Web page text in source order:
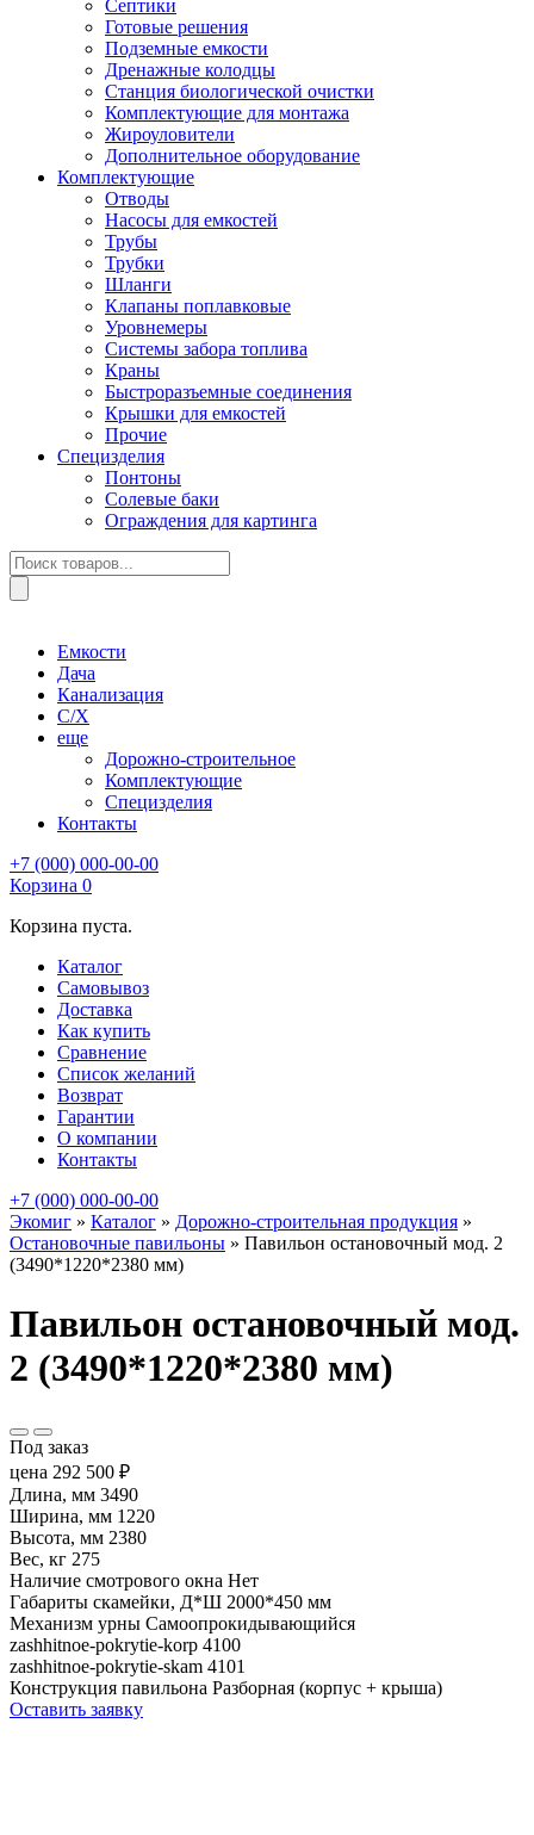
Септики
Готовые решения
Подземные емкости
Дренажные колодцы
Станция биологической очистки
Комплектующие для монтажа
Жироуловители
Дополнительное оборудование
Комплектующие
Отводы
Насосы для емкостей
Трубы
Трубки
Шланги
Клапаны поплавковые
Уровнемеры
Системы забора топлива
Краны
Быстроразъемные соединения
Крышки для емкостей
Прочие
Специзделия
Понтоны
Солевые баки
Ограждения для картинга
Поиск
товаров
Емкости
Дача
Канализация
С/Х
еще
Дорожно-строительное
Комплектующие
Специзделия
Контакты
+7 (000) 000-00-00
Корзина 0
Корзина пуста.
Каталог
Самовывоз
Доставка
Как купить
Сравнение
Список желаний
Возврат
Гарантии
О компании
Контакты
+7 (000) 000-00-00
Экомиг » Каталог » Дорожно-строительная продукция »
Остановочные павильоны » Павильон остановочный мод. 2
(3490*1220*2380 мм)
Павильон остановочный мод.
2 (3490*1220*2380 мм)
Под заказ
цена 292 500 ₽
Длина, мм 3490
Ширина, мм 1220
Высота, мм 2380
Вес, кг 275
Наличие смотрового окна Нет
Габариты скамейки, Д*Ш 2000*450 мм
Механизм урны Самоопрокидывающийся
zashhitnoe-pokrytie-korp 4100
zashhitnoe-pokrytie-skam 4101
Конструкция павильона Разборная (корпус + крыша)
Оставить заявку